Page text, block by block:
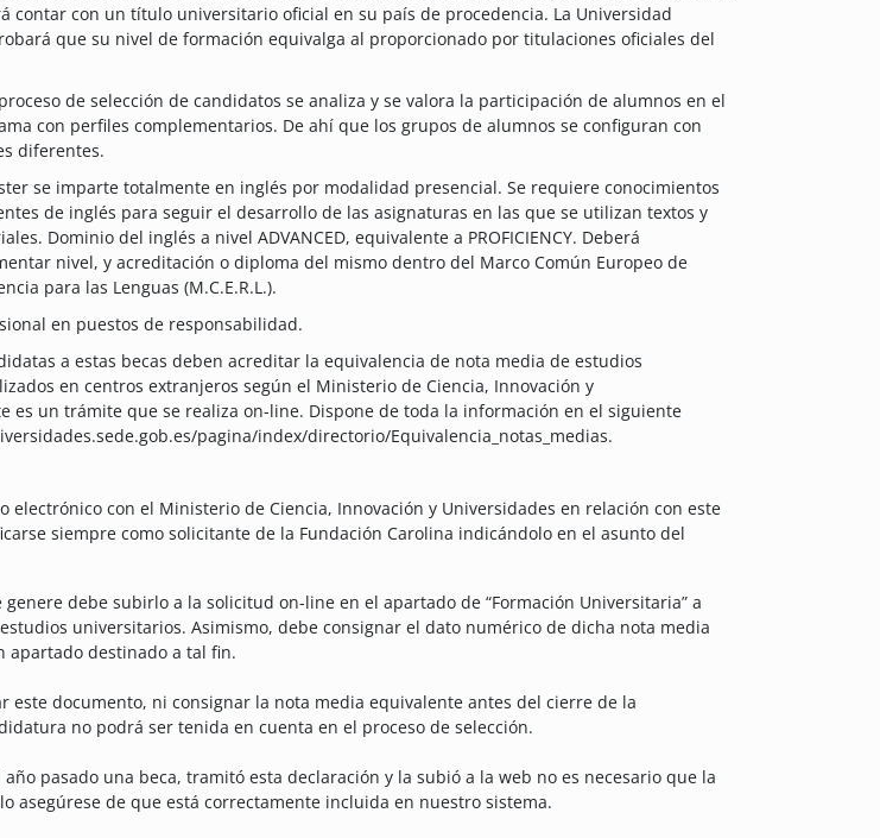
contar con un título universitario oficial en su país de procedencia. La Universidad
que su nivel de formación equivalga al proporcionado por titulaciones oficiales del
de selección de candidatos se analiza y se valora la participación de alumnos en el
con perfiles complementarios. De ahí que los grupos de alumnos se configuran con
diferentes.
se imparte totalmente en inglés por modalidad presencial. Se requiere conocimientos
de inglés para seguir el desarrollo de las asignaturas en las que se utilizan textos y
Dominio del inglés a nivel ADVANCED, equivalente a PROFICIENCY. Deberá
nivel, y acreditación o diploma del mismo dentro del Marco Común Europeo de
para las Lenguas (M.C.E.R.L.).
en puestos de responsabilidad.
a estas becas deben acreditar la equivalencia de nota media de estudios
en centros extranjeros según el Ministerio de Ciencia, Innovación y
es un trámite que se realiza on-line. Dispone de toda la información en el siguiente
pagina/index/directorio/Equivalencia_notas_medias.
electrónico con el Ministerio de Ciencia, Innovación y Universidades en relación con este
siempre como solicitante de la Fundación Carolina indicándolo en el asunto del
genere debe subirlo a la solicitud on-line en el apartado de “Formación Universitaria” a
universitarios. Asimismo, debe consignar el dato numérico de dicha nota media
apartado destinado a tal fin.
este documento, ni consignar la nota media equivalente antes del cierre de la
no podrá ser tenida en cuenta en el proceso de selección.
pasado una beca, tramitó esta declaración y la subió a la web no es necesario que la
asegúrese de que está correctamente incluida en nuestro sistema.